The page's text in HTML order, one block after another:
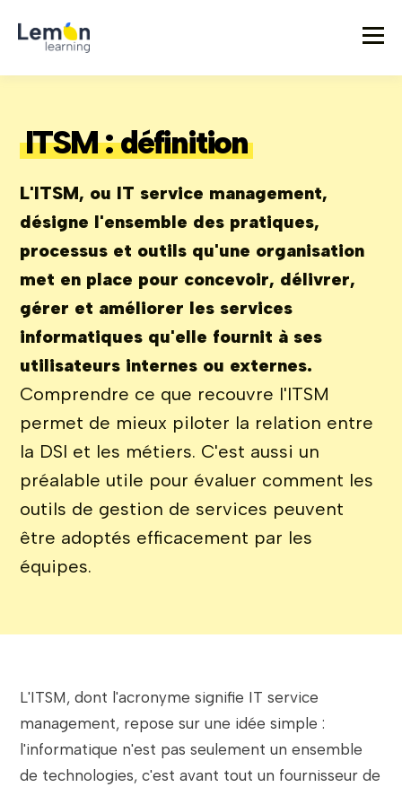
ITSM : définition
L'ITSM, ou IT service management,
désigne l'ensemble des pratiques,
processus et outils qu'une organisation
met en place pour concevoir, délivrer,
gérer et améliorer les services
informatiques qu'elle fournit à ses
utilisateurs internes ou externes.
Comprendre ce que recouvre l'ITSM
permet de mieux piloter la relation entre
la DSI et les métiers. C'est aussi un
préalable utile pour évaluer comment les
outils de gestion de services peuvent
être adoptés efficacement par les
équipes.
L'ITSM, dont l'acronyme signifie IT service
management, repose sur une idée simple :
l'informatique n'est pas seulement un ensemble
de technologies, c'est avant tout un fournisseur de